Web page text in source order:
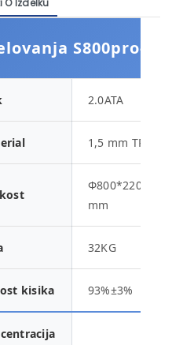
O Izdelku
S800pro-1
2.0ATA
1,5 mm TPU
Φ800*2200
mm
32KG
kisika 93%±3%